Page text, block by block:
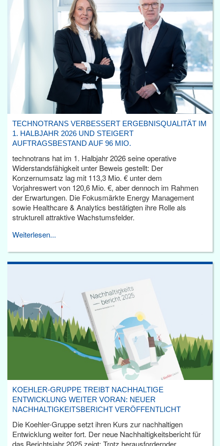
TECHNOTRANS VERBESSERT ERGEBNISQUALITÄT IM
1. HALBJAHR 2026 UND STEIGERT
AUFTRAGSBESTAND AUF 96 MIO.
technotrans hat im 1. Halbjahr 2026 seine operative
Widerstandsfähigkeit unter Beweis gestellt: Der
Konzernumsatz lag mit 113,3 Mio. € unter dem
Vorjahreswert von 120,6 Mio. €, aber dennoch im Rahmen
der Erwartungen. Die Fokusmärkte Energy Management
sowie Healthcare & Analytics bestätigten ihre Rolle als
strukturell attraktive Wachstumsfelder.
Weiterlesen...
KOEHLER-GRUPPE TREIBT NACHHALTIGE
ENTWICKLUNG WEITER VORAN: NEUER
NACHHALTIGKEITSBERICHT VERÖFFENTLICHT
Die Koehler-Gruppe setzt ihren Kurs zur nachhaltigen
Entwicklung weiter fort. Der neue Nachhaltigkeitsbericht für
das Berichtsjahr 2025 zeigt: Trotz herausfordernder